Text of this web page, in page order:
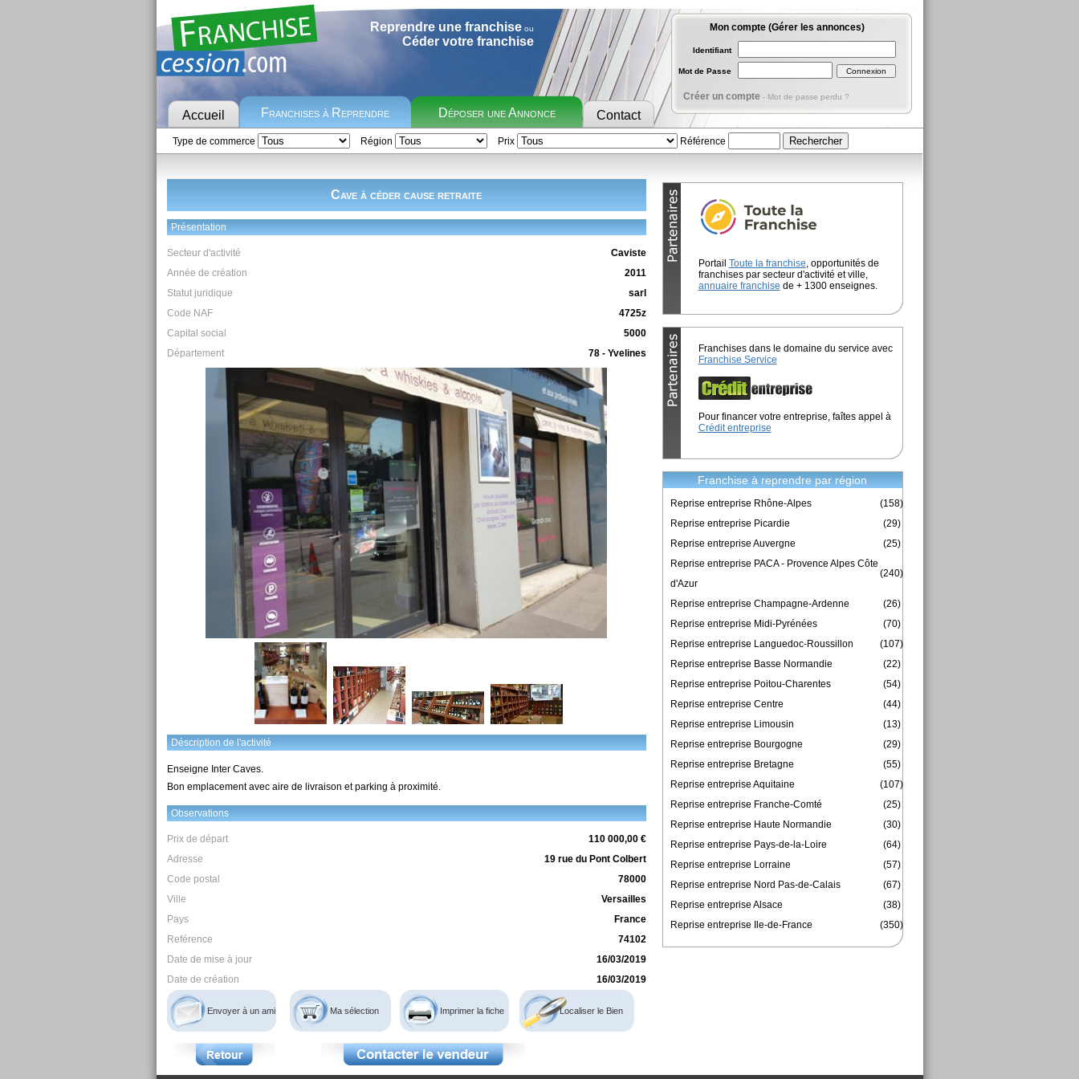
Reprendre une franchiseou
Céder votre franchise
Accueil Franchises à Reprendre Déposer une Annonce Contact
Mon compte (Gérer les annonces)
Identifiant
Mot de Passe
Créer un compte - Mot de passe perdu ?
Type de commerce Région Prix Référence
Cave à céder cause retraite
Présentation
Secteur d'activité
Caviste
Année de création
2011
Statut juridique
sarl
Code NAF
4725z
Capital social
5000
Département
78 - Yvelines
Déscription de l'activité
Enseigne Inter Caves.
Bon emplacement avec aire de livraison et parking à proximité.
Observations
Prix de départ
110 000,00 €
Adresse
19 rue du Pont Colbert
Code postal
78000
Ville
Versailles
Pays
France
Reférence
74102
Date de mise à jour
16/03/2019
Date de création
16/03/2019
Envoyer à un ami Ma sélection Imprimer la fiche Localiser le Bien
Portail Toute la franchise, opportunités de
franchises par secteur d'activité et ville,
annuaire franchise de + 1300 enseignes.
Franchises dans le domaine du service avec
Franchise Service
Pour financer votre entreprise, faîtes appel à
Crédit entreprise
Franchise à reprendre par région
Reprise entreprise Rhône-Alpes
(158)
Reprise entreprise Picardie
(29)
Reprise entreprise Auvergne
(25)
Reprise entreprise PACA - Provence Alpes Côte
d'Azur
(240)
Reprise entreprise Champagne-Ardenne
(26)
Reprise entreprise Midi-Pyrénées
(70)
Reprise entreprise Languedoc-Roussillon
(107)
Reprise entreprise Basse Normandie
(22)
Reprise entreprise Poitou-Charentes
(54)
Reprise entreprise Centre
(44)
Reprise entreprise Limousin
(13)
Reprise entreprise Bourgogne
(29)
Reprise entreprise Bretagne
(55)
Reprise entreprise Aquitaine
(107)
Reprise entreprise Franche-Comté
(25)
Reprise entreprise Haute Normandie
(30)
Reprise entreprise Pays-de-la-Loire
(64)
Reprise entreprise Lorraine
(57)
Reprise entreprise Nord Pas-de-Calais
(67)
Reprise entreprise Alsace
(38)
Reprise entreprise Ile-de-France
(350)